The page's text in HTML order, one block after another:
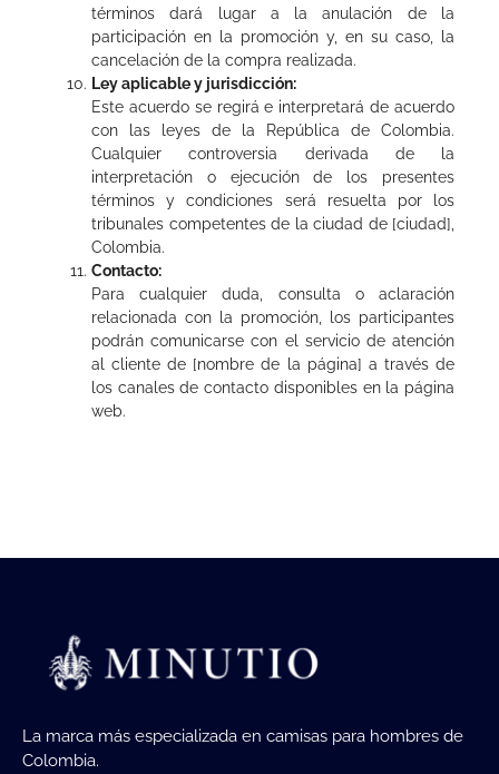
términos dará lugar a la anulación de la
participación en la promoción y, en su caso, la
cancelación de la compra realizada.
Ley aplicable y jurisdicción:
Este acuerdo se regirá e interpretará de acuerdo
con las leyes de la República de Colombia.
Cualquier controversia derivada de la
interpretación o ejecución de los presentes
términos y condiciones será resuelta por los
tribunales competentes de la ciudad de [ciudad],
Colombia.
Contacto:
Para cualquier duda, consulta o aclaración
relacionada con la promoción, los participantes
podrán comunicarse con el servicio de atención
al cliente de [nombre de la página] a través de
los canales de contacto disponibles en la página
web.
La marca más especializada en camisas para hombres de
Colombia.